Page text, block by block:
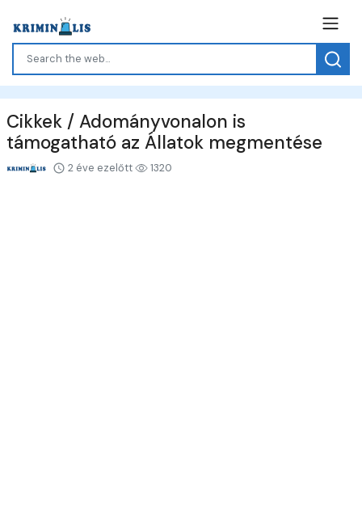
Cikkek / Adományvonalon is
támogatható az Állatok megmentése
2 éve ezelőtt 1320